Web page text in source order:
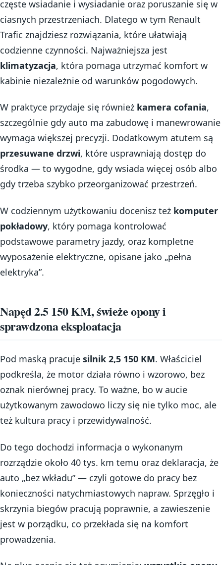
częste wsiadanie i wysiadanie oraz poruszanie się w
ciasnych przestrzeniach. Dlatego w tym Renault
Trafic znajdziesz rozwiązania, które ułatwiają
codzienne czynności. Najważniejsza jest
klimatyzacja, która pomaga utrzymać komfort w
kabinie niezależnie od warunków pogodowych.
W praktyce przydaje się również kamera cofania,
szczególnie gdy auto ma zabudowę i manewrowanie
wymaga większej precyzji. Dodatkowym atutem są
przesuwane drzwi, które usprawniają dostęp do
środka — to wygodne, gdy wsiada więcej osób albo
gdy trzeba szybko przeorganizować przestrzeń.
W codziennym użytkowaniu docenisz też komputer
pokładowy, który pomaga kontrolować
podstawowe parametry jazdy, oraz kompletne
wyposażenie elektryczne, opisane jako „pełna
elektryka”.
Napęd 2.5 150 KM, świeże opony i
sprawdzona eksploatacja
Pod maską pracuje silnik 2,5 150 KM. Właściciel
podkreśla, że motor działa równo i wzorowo, bez
oznak nierównej pracy. To ważne, bo w aucie
użytkowanym zawodowo liczy się nie tylko moc, ale
też kultura pracy i przewidywalność.
Do tego dochodzi informacja o wykonanym
rozrządzie około 40 tys. km temu oraz deklaracja, że
auto „bez wkładu” — czyli gotowe do pracy bez
konieczności natychmiastowych napraw. Sprzęgło i
skrzynia biegów pracują poprawnie, a zawieszenie
jest w porządku, co przekłada się na komfort
prowadzenia.